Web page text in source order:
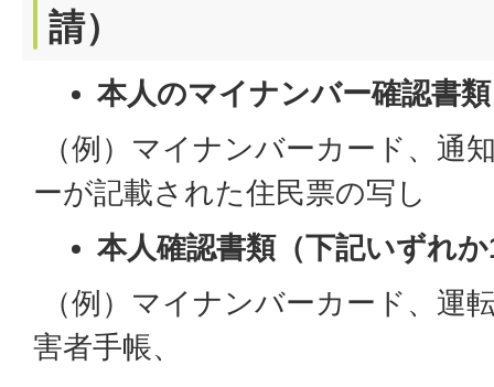
請）
本人のマイナンバー確認書
（例）マイナンバーカード、通
ーが記載された住民票の写し
本人確認書類（下記いずれ
（例）マイナンバーカード、運
害者手帳、